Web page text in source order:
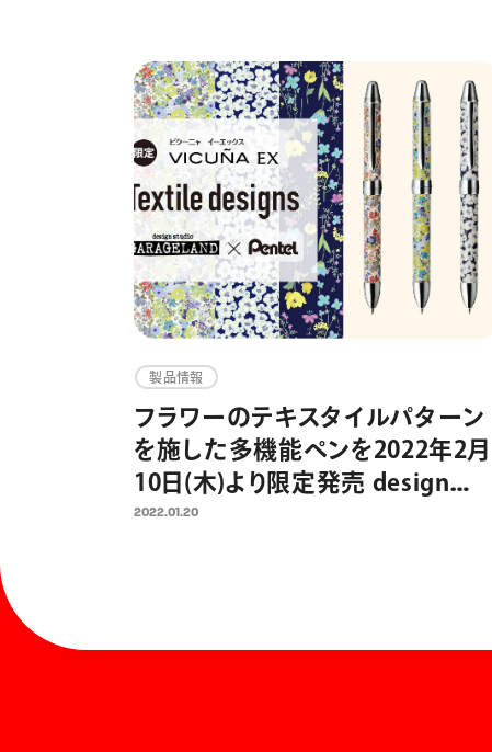
製品情報
フラワーのテキスタイルパターン
を施した多機能ペンを2022年2月
10日(木)より限定発売 design
studio GARAGELANDとコラボレ
2022.01.20